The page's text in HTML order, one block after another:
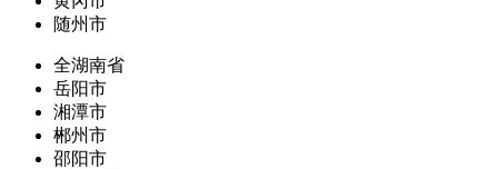
随州市
全湖南省
岳阳市
湘潭市
郴州市
邵阳市